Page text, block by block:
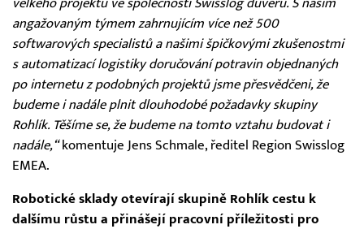
angažovaným týmem zahrnujícím více než 500
softwarových specialistů a našimi špičkovými zkušenostmi
s automatizací logistiky doručování potravin objednaných
po internetu z podobných projektů jsme přesvědčeni, že
budeme i nadále plnit dlouhodobé požadavky skupiny
Rohlík. Těšíme se, že budeme na tomto vztahu budovat i
nadále,“komentuje Jens Schmale, ředitel Region Swisslog
EMEA.
Robotické sklady otevírají skupině Rohlík cestu k
dalšímu růstu a přinášejí pracovní příležitosti pro